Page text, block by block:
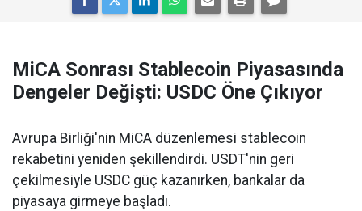
MiCA Sonrası Stablecoin Piyasasında
Dengeler Değişti: USDC Öne Çıkıyor
Avrupa Birliği'nin MiCA düzenlemesi stablecoin
rekabetini yeniden şekillendirdi. USDT'nin geri
çekilmesiyle USDC güç kazanırken, bankalar da
piyasaya girmeye başladı.